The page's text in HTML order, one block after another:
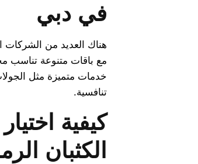
في دبي
هناك العديد من الشركات
مع باقات متنوعة تناسب
خدمات متميزة مثل
تنافسية.
كيفية
الكثبان